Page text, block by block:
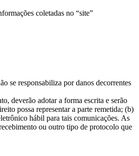
coletadas no “site”
se responsabiliza por danos decorrentes
deverão adotar a forma escrita e serão
possa representar a parte remetida; (b)
hábil para tais comunicações. As
ou outro tipo de protocolo que